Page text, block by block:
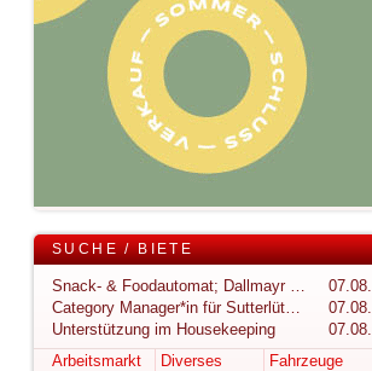
SUCHE / BIETE
Snack- & Foodautomat; Dallmayr S150
07.08.
Category Manager*in für Sutterlüty gesucht
07.08.
Unterstützung im Housekeeping
07.08.
Arbeitsmarkt
Diverses
Fahrzeuge